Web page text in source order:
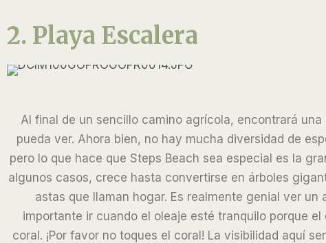
2. Playa Escalera
Al final de un sencillo camino agrícola, encontrará
pueda ver. Ahora bien, no hay mucha diversidad de
pero lo que hace que Steps Beach sea especial es la
algunos casos, crece hasta convertirse en árboles
astas que llaman hogar. Es realmente genial ver
importante ir cuando el oleaje esté tranquilo porque
coral. ¡Por favor no toques el coral! La visibilidad aquí